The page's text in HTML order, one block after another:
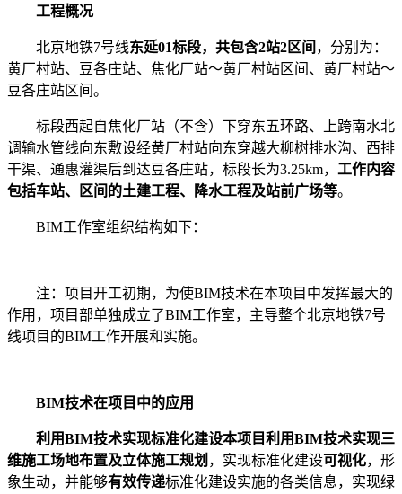
工程概况
北京地铁7号线东延01标段，共包含2站2区间 ，分别为：
黄厂村站、豆各庄站、焦化厂站～黄厂村站区间、黄厂村站～
豆各庄站区间。
标段西起自焦化厂站（不含）下穿东五环路、上跨南水北
调输水管线向东敷设经黄厂村站向东穿越大柳树排水沟、西排
干渠、通惠灌渠后到达豆各庄站，标段长为3.25km， 工作内容
包括车站、区间的土建工程、降水工程及站前广场等。
BIM工作室组织结构如下：
注：项目开工初期，为使BIM技术在本项目中发挥最大的
作用，项目部单独成立了BIM工作室，主导整个北京地铁7号
线项目的BIM工作开展和实施。
BIM技术在项目中的应用
利用BIM技术实现标准化建设本项目利用BIM技术实现三
维施工场地布置及立体施工规划 ，实现标准化建设可视化，形
象生动，并能够有效传递标准化建设实施的各类信息，实现绿